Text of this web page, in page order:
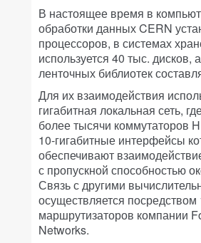
В настоящее время в
обработки данных CERN
процессоров, в системах
используется 40 тыс. дисков,
ленточных библиотек
Для их взаимодействия
гигабитная локальная сеть,
более тысячи коммутаторов
10-гигабитные интерфейсы
обеспечивают
с пропускной способностью
Связь с другими
осуществляется посредством
маршрутизаторов компании
Networks.